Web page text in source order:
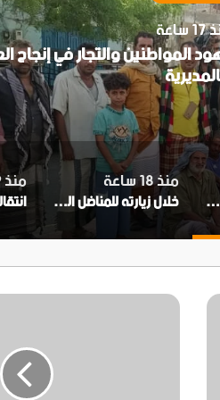
المواطنين والتجار في إنجاح
لجنة التصعيد الشعبي في زنجبار تثمن جهود المواطنين والتجار في إنجاح العصيان المدني بالمديرية
منذ 18 ساعة
خلال زيارته للمناضل اللواء ناصر النوبة..الحالمي ويؤكد اهتمام المجلس الانتقالي برموز الثورة الجنوبية
منذ 19 ساعة
الدياني